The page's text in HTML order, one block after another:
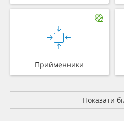
Прийменники
Показати